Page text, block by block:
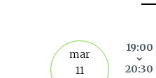
mar
11
19:00
20:30